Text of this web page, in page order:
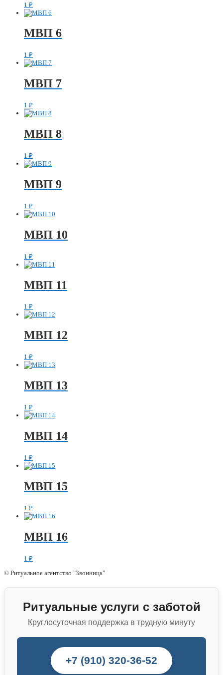
1 ₽
МВП 6
1 ₽
МВП 7
1 ₽
МВП 8
1 ₽
МВП 9
1 ₽
МВП 10
1 ₽
МВП 11
1 ₽
МВП 12
1 ₽
МВП 13
1 ₽
МВП 14
1 ₽
МВП 15
1 ₽
МВП 16
1 ₽
© Ритуальное агентство "Звонница"
Ритуальные услуги с заботой
Круглосуточная поддержка в трудную минуту
+7 (910) 320-36-52